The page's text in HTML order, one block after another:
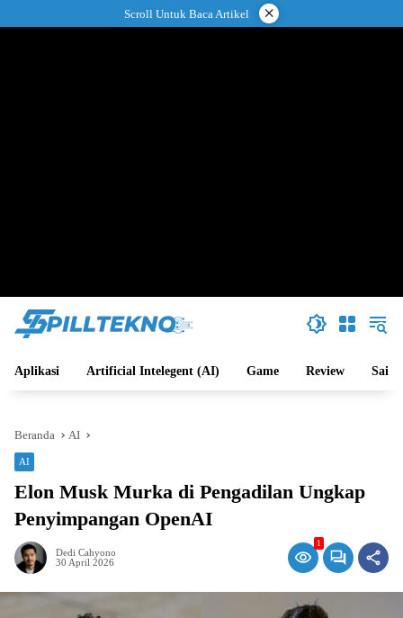
ke
Scroll Untuk Baca Artikel ×
Aplikasi Artificial Intelegent (AI) Game Review Sains
Beranda AI
AI
Elon Musk Murka di Pengadilan Ungkap
Penyimpangan OpenAI
Dedi Cahyono
30 April 2026
1